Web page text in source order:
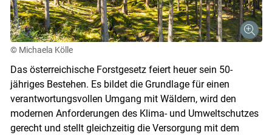
© Michaela Kölle
Das österreichische Forstgesetz feiert heuer sein 50-
jähriges Bestehen. Es bildet die Grundlage für einen
verantwortungsvollen Umgang mit Wäldern, wird den
modernen Anforderungen des Klima- und Umweltschutzes
gerecht und stellt gleichzeitig die Versorgung mit dem